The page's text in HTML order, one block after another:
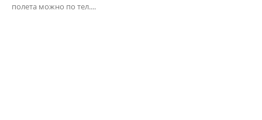
полета можно по тел....